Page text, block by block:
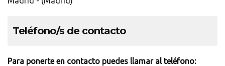
Teléfono/s de contacto
Para ponerte en contacto puedes llamar al teléfono: